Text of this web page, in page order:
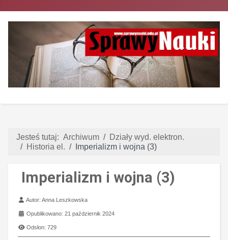
Jesteś tutaj: Archiwum
Działy wyd. elektron.
Historia el.
Imperializm i wojna (3)
Imperializm i wojna (3)
Szczegóły
Autor:Anna Leszkowska
Opublikowano: 21 październik 2024
Odsłon: 729